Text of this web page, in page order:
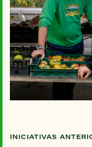
INICIATIVAS